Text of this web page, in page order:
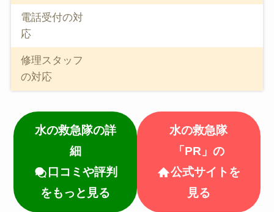
電話受付の対
応
修理スタッフ
の対応
水の救急隊の詳
細
口コミや評判
をもっと見る
水の救急隊
「PR」の
公式サイトを
見る